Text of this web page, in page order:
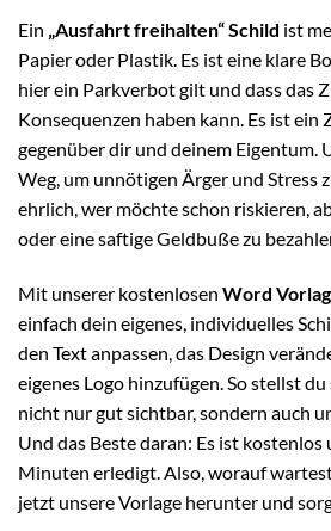
Ein „Ausfahrt freihalten“ Schild ist
Papier oder Plastik. Es ist eine klare
hier ein Parkverbot gilt und dass das
Konsequenzen haben kann. Es ist ein
gegenüber dir und deinem Eigentum.
Weg, um unnötigen Ärger und Stress
ehrlich, wer möchte schon riskieren,
oder eine saftige Geldbuße zu
Mit unserer kostenlosen Word
einfach dein eigenes, individuelles
den Text anpassen, das Design
eigenes Logo hinzufügen. So stellst du
nicht nur gut sichtbar, sondern auch
Und das Beste daran: Es ist kostenlos
Minuten erledigt. Also, worauf
jetzt unsere Vorlage herunter und